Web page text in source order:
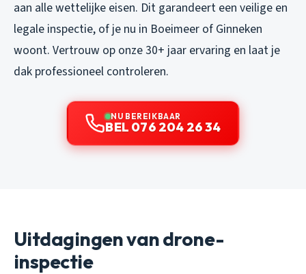
aan alle wettelijke eisen. Dit garandeert een veilige en
legale inspectie, of je nu in Boeimeer of Ginneken
woont. Vertrouw op onze 30+ jaar ervaring en laat je
dak professioneel controleren.
NU BEREIKBAAR
BEL 076 204 26 34
Uitdagingen van drone-
inspectie